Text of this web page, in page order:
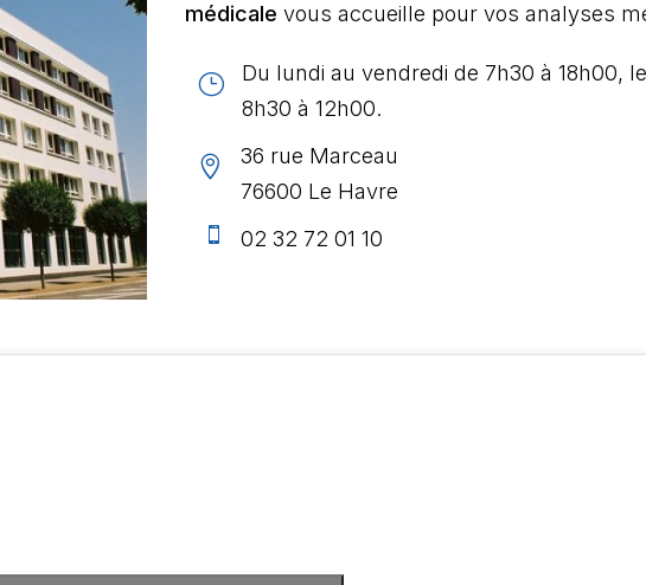
médicale vous accueille pour vos analyses
}
Du lundi au vendredi de 7h30 à 18h00,
8h30 à 12h00.

36 rue Marceau
76600 Le Havre
 02 32 72 01 10